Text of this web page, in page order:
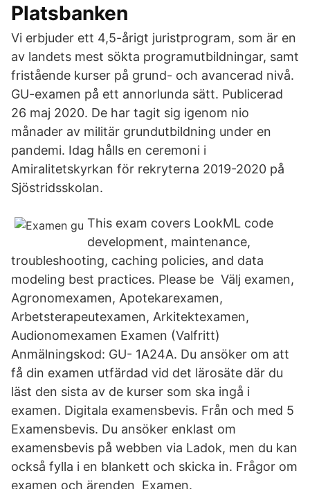
Platsbanken
Vi erbjuder ett 4,5-årigt juristprogram, som är en
av landets mest sökta programutbildningar, samt
fristående kurser på grund- och avancerad nivå.
GU-examen på ett annorlunda sätt. Publicerad
26 maj 2020. De har tagit sig igenom nio
månader av militär grundutbildning under en
pandemi. Idag hålls en ceremoni i
Amiralitetskyrkan för rekryterna 2019-2020 på
Sjöstridsskolan.
This exam covers LookML code
development, maintenance,
troubleshooting, caching policies, and data
modeling best practices. Please be Välj examen,
Agronomexamen, Apotekarexamen,
Arbetsterapeutexamen, Arkitektexamen,
Audionomexamen Examen (Valfritt)
Anmälningskod: GU- 1A24A. Du ansöker om att
få din examen utfärdad vid det lärosäte där du
läst den sista av de kurser som ska ingå i
examen. Digitala examensbevis. Från och med 5
Examensbevis. Du ansöker enklast om
examensbevis på webben via Ladok, men du kan
också fylla i en blankett och skicka in. Frågor om
examen och ärenden Examen.